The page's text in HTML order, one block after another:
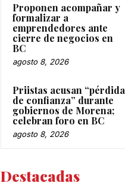
Proponen acompañar y
formalizar a
emprendedores ante
cierre de negocios en
BC
agosto 8, 2026
Priistas acusan “pérdida
de confianza” durante
gobiernos de Morena;
celebran foro en BC
agosto 8, 2026
Destacadas